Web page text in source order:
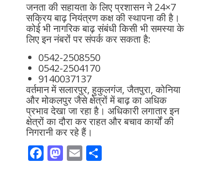
जनता की सहायता के लिए प्रशासन ने 24×7
सक्रिय बाढ़ नियंत्रण कक्ष की स्थापना की है।
कोई भी नागरिक बाढ़ संबंधी किसी भी समस्या के
लिए इन नंबरों पर संपर्क कर सकता है:
0542-2508550
0542-2504170
9140037137
वर्तमान में सलारपुर, हुकुलगंज, जैतपुरा, कोनिया
और मोकलपुर जैसे क्षेत्रों में बाढ़ का अधिक
प्रभाव देखा जा रहा है। अधिकारी लगातार इन
क्षेत्रों का दौरा कर राहत और बचाव कार्यों की
निगरानी कर रहे हैं।
F M E S